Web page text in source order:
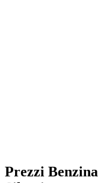
Prezzi Benzina